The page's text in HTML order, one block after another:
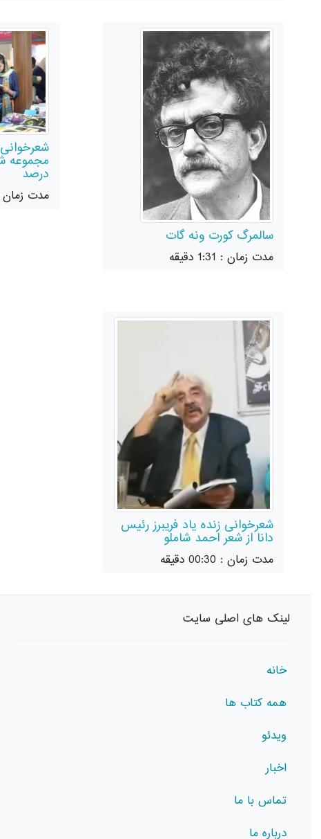
سالمرگ کورت ونه گات
مدت زمان : 1:31 دقیقه
شعرخوانی
مجموعه
درصد
مدت زمان : 01:00
شعرخوانی زنده یاد فریبرز رئیس
دانا از شعر احمد شاملو
مدت زمان : 00:30 دقیقه
لینک های اصلی سایت
خانه
همه کتاب ها
ویدئو
اخبار
تماس با ما
درباره ما